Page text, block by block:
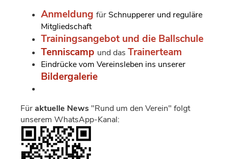
Anmeldung für Schnupperer und reguläre
Mitgliedschaft
Trainingsangebot und die Ballschule
Tenniscamp und das Trainerteam
Eindrücke vom Vereinsleben ins unserer
Bildergalerie
Füraktuelle News "Rund um den Verein" folgt
unserem WhatsApp-Kanal: